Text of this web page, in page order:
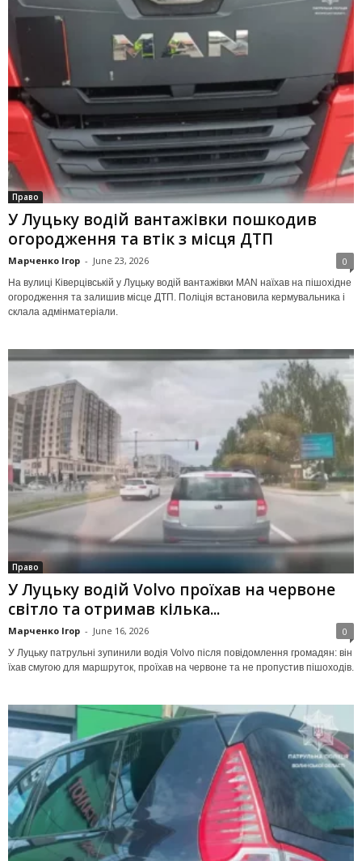
Право
У Луцьку водій вантажівки пошкодив
огородження та втік з місця ДТП
Марченко Ігор - June 23, 2026 0
На вулиці Ківерцівській у Луцьку водій вантажівки MAN наїхав на пішохідне
огородження та залишив місце ДТП. Поліція встановила кермувальника і
склала адмінматеріали.
Право
У Луцьку водій Volvo проїхав на червоне
світло та отримав кілька...
Марченко Ігор - June 16, 2026 0
У Луцьку патрульні зупинили водія Volvo після повідомлення громадян: він
їхав смугою для маршруток, проїхав на червоне та не пропустив пішоходів.